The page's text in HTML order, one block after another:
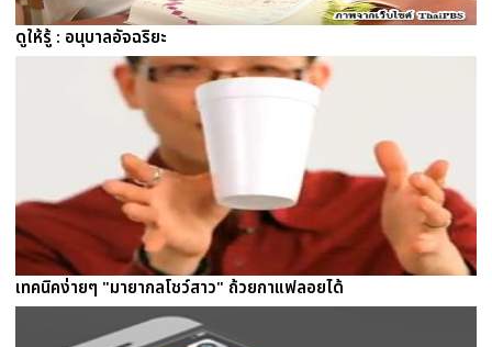
ดูให้รู้ : อนุบาลอัจฉริยะ
เทคนิคง่ายๆ "มายากลโชว์สาว" ถ้วยกาแฟลอยได้